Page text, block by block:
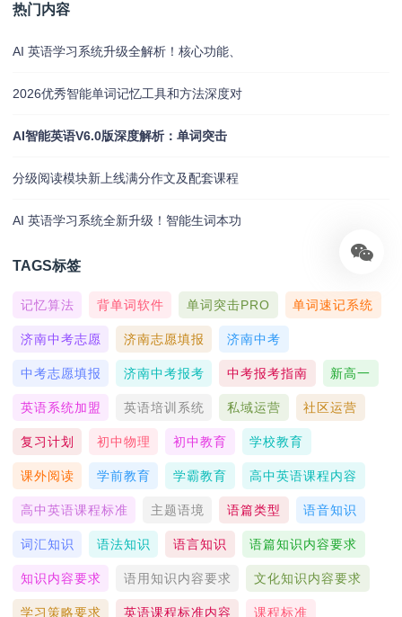
热门内容
AI 英语学习系统升级全解析！核心功能、
2026优秀智能单词记忆工具和方法深度对
AI智能英语V6.0版深度解析：单词突击
分级阅读模块新上线满分作文及配套课程
AI 英语学习系统全新升级！智能生词本功
TAGS标签
记忆算法 背单词软件 单词突击PRO 单词速记系统
济南中考志愿 济南志愿填报 济南中考
中考志愿填报 济南中考报考 中考报考指南 新高一
英语系统加盟 英语培训系统 私域运营 社区运营
复习计划 初中物理 初中教育 学校教育
课外阅读 学前教育 学霸教育 高中英语课程内容
高中英语课程标准 主题语境 语篇类型 语音知识
词汇知识 语法知识 语言知识 语篇知识内容要求
知识内容要求 语用知识内容要求 文化知识内容要求
学习策略要求 英语课程标准内容 课程标准